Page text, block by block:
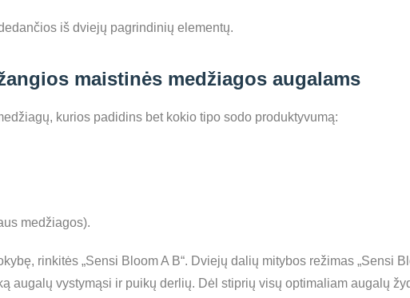
iš dviejų pagrindinių elementų.
maistinės medžiagos augalams
kurios padidins bet kokio tipo sodo produktyvumą:
medžiagos).
rinkitės „Sensi Bloom A B“. Dviejų dalių mitybos režimas „Sensi
augalų vystymąsi ir puikų derlių. Dėl stiprių visų optimaliam augalų